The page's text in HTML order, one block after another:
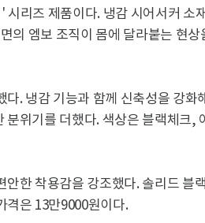
리즈 제품이다. 냉감 시어서커 소
의 엠보 조직이 몸에 달라붙는 현상
. 냉감 기능과 함께 신축성을 강화
위기를 더했다. 색상은 블랙체크,
한 착용감을 강조했다. 솔리드 블
격은 13만9000원이다.